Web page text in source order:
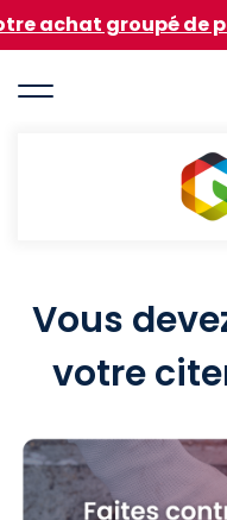
Aller
au
principal
groupé de poêles à
Groupasol
Vous
votre